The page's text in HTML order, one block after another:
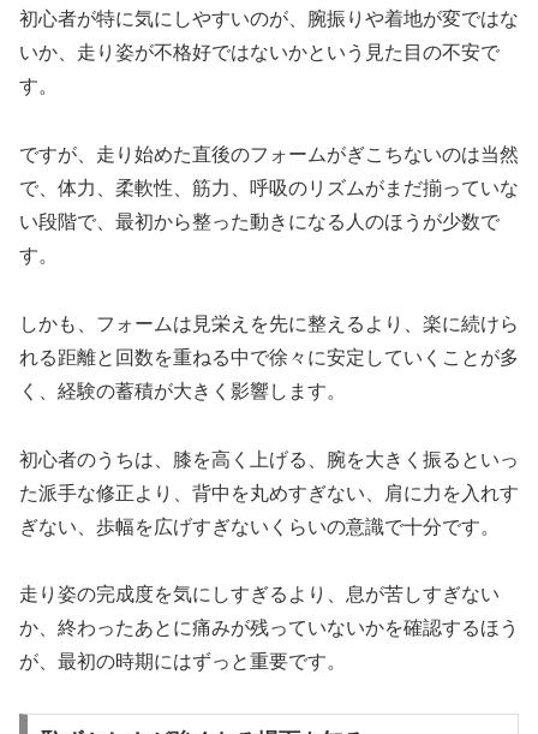
初心者が特に気にしやすいのが、腕振りや着地が変ではな
いか、走り姿が不格好ではないかという見た目の不安で
す。
ですが、走り始めた直後のフォームがぎこちないのは当然
で、体力、柔軟性、筋力、呼吸のリズムがまだ揃っていな
い段階で、最初から整った動きになる人のほうが少数で
す。
しかも、フォームは見栄えを先に整えるより、楽に続けら
れる距離と回数を重ねる中で徐々に安定していくことが多
く、経験の蓄積が大きく影響します。
初心者のうちは、膝を高く上げる、腕を大きく振るといっ
た派手な修正より、背中を丸めすぎない、肩に力を入れす
ぎない、歩幅を広げすぎないくらいの意識で十分です。
走り姿の完成度を気にしすぎるより、息が苦しすぎない
か、終わったあとに痛みが残っていないかを確認するほう
が、最初の時期にはずっと重要です。